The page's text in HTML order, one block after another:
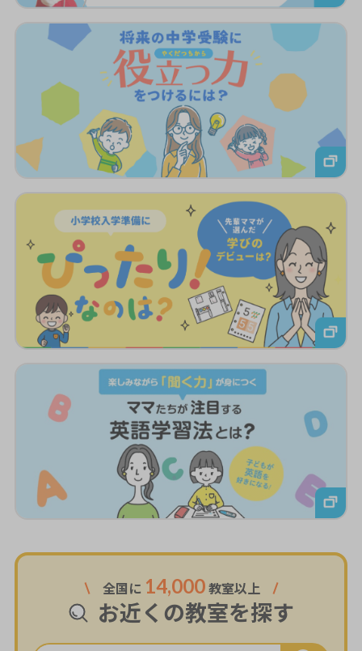
全国に 14,000 教室以上
お近くの教室を探す